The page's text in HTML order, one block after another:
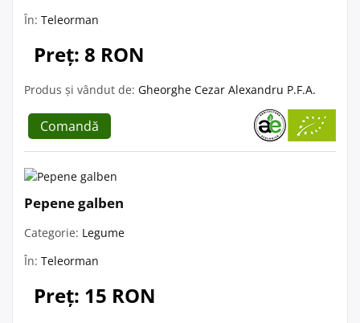
În: Teleorman
Preț: 8 RON
Produs și vândut de: Gheorghe Cezar Alexandru P.F.A.
Comandă
Pepene galben
Categorie: Legume
În: Teleorman
Preț: 15 RON